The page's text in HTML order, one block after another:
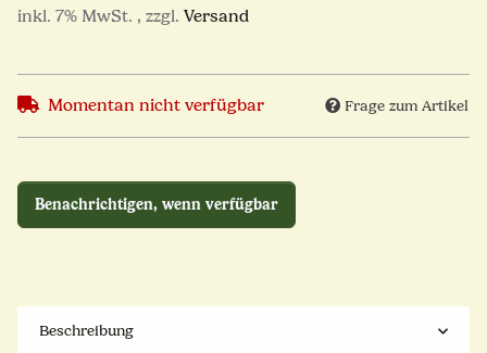
inkl. 7% MwSt. , zzgl. Versand
Momentan nicht verfügbar Frage zum Artikel
Benachrichtigen, wenn verfügbar
Beschreibung